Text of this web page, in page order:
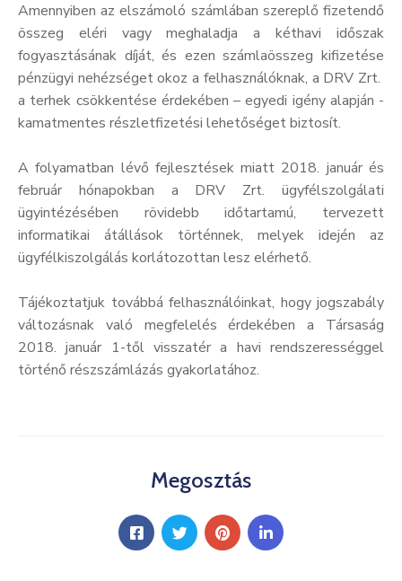
Amennyiben az elszámoló számlában szereplő fizetendő
összeg eléri vagy meghaladja a kéthavi időszak
fogyasztásának díját, és ezen számlaösszeg kifizetése
pénzügyi nehézséget okoz a felhasználóknak, a DRV Zrt.
a terhek csökkentése érdekében – egyedi igény alapján -
kamatmentes részletfizetési lehetőséget biztosít.
A folyamatban lévő fejlesztések miatt 2018. január és
február hónapokban a DRV Zrt. ügyfélszolgálati
ügyintézésében rövidebb időtartamú, tervezett
informatikai átállások történnek, melyek idején az
ügyfélkiszolgálás korlátozottan lesz elérhető.
Tájékoztatjuk továbbá felhasználóinkat, hogy jogszabály
változásnak való megfelelés érdekében a Társaság
2018. január 1-től visszatér a havi rendszerességgel
történő részszámlázás gyakorlatához.
Megosztás